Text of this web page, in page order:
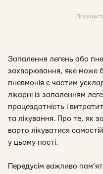
Запалення легень або
захворювання, яке може
пневмонія є частим
лікарні із запаленням
працездатність і
та лікування. Про те, як
варто лікуватися
у цьому пості.
Передусім важливо